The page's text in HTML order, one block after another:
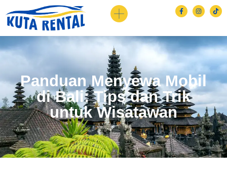
Panduan Menyewa Mobil
di Bali: Tips dan Trik
untuk Wisatawan